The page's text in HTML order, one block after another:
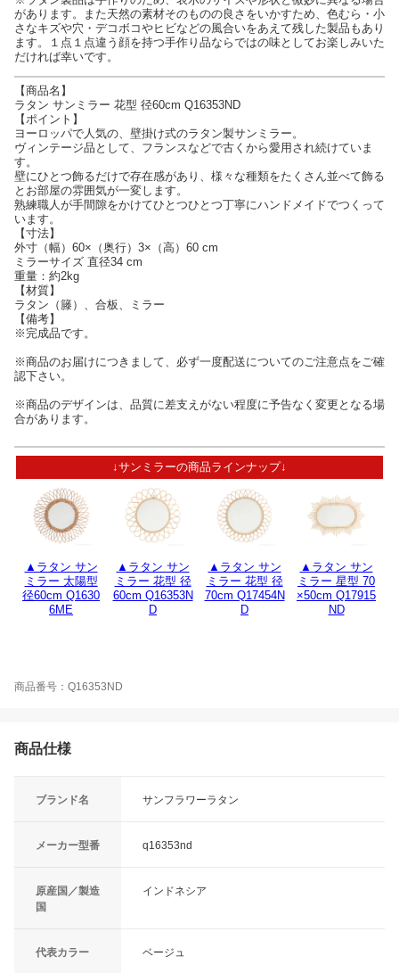
があります。また天然の素材そのものの良さをいかすため、色むら・小
さなキズや穴・デコボコやヒビなどの風合いをあえて残した製品もあり
ます。１点１点違う顔を持つ手作り品ならではの味としてお楽しみいた
だければ幸いです。
【商品名】
ラタン サンミラー 花型 径60cm Q16353ND
【ポイント】
ヨーロッパで人気の、壁掛け式のラタン製サンミラー。
ヴィンテージ品として、フランスなどで古くから愛用され続けていま
す。
壁にひとつ飾るだけで存在感があり、様々な種類をたくさん並べて飾る
とお部屋の雰囲気が一変します。
熟練職人が手間隙をかけてひとつひとつ丁寧にハンドメイドでつくって
います。
【寸法】
外寸（幅）60×（奥行）3×（高）60 cm
ミラーサイズ 直径34 cm
重量：約2kg
【材質】
ラタン（籐）、合板、ミラー
【備考】
※完成品です。
※商品のお届けにつきまして、必ず一度配送についてのご注意点をご確
認下さい。
※商品のデザインは、品質に差支えがない程度に予告なく変更となる場
合があります。
↓サンミラーの商品ラインナップ↓
▲ラタン サン
ミラー 太陽型
径60cm Q1630
6ME
▲ラタン サン
ミラー 花型 径
60cm Q16353N
D
▲ラタン サン
ミラー 花型 径
70cm Q17454N
D
▲ラタン サン
ミラー 星型 70
×50cm Q17915
ND
商品番号：Q16353ND
商品仕様
ブランド名 サンフラワーラタン
メーカー型番 q16353nd
原産国／製造
国
インドネシア
代表カラー ベージュ